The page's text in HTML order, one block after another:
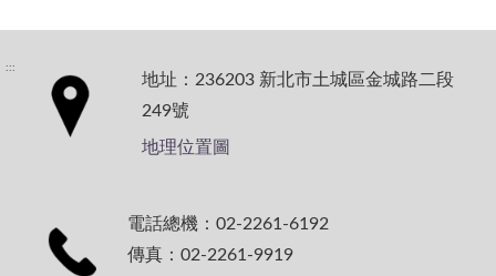
:::
地址：236203 新北市土城區金城路二段
249號
地理位置圖
電話總機：02-2261-6192
傳真：02-2261-9919